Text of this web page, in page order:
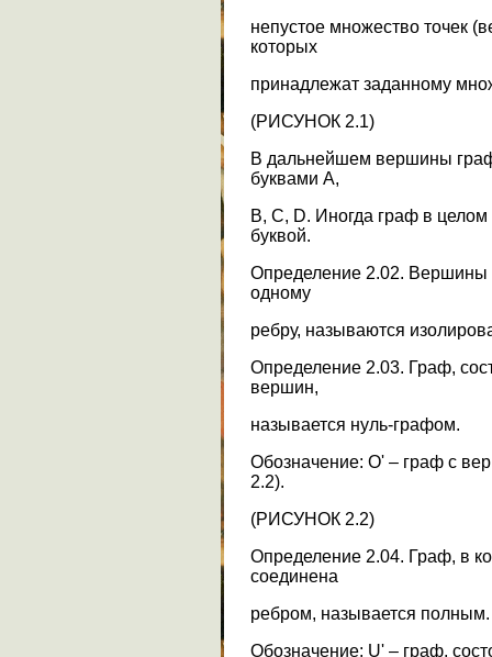
непустое множество точек
которых
принадлежат заданному
(РИСУНОК 2.1)
В дальнейшем вершины
буквами A,
B, C, D. Иногда граф в
буквой.
Определение 2.02. Вершины
одному
ребру, называются
Определение 2.03. Граф,
вершин,
называется нуль-графом.
Обозначение: O' – граф с
2.2).
(РИСУНОК 2.2)
Определение 2.04. Граф, в
соединена
ребром, называется полным.
Обозначение: U' – граф,